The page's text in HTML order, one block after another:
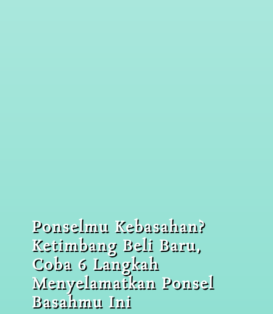
Ponselmu Kebasahan?
Ketimbang Beli Baru,
Coba 6 Langkah
Menyelamatkan Ponsel
Basahmu Ini